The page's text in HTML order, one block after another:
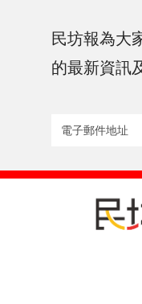
民坊報為大
的最新資訊